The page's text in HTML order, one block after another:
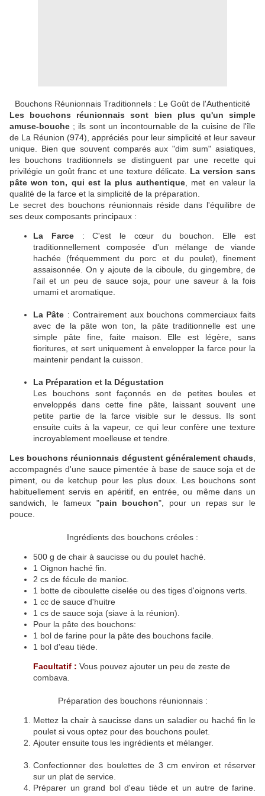
Bouchons Réunionnais Traditionnels : Le Goût de l'Authenticité
Les bouchons réunionnais sont bien plus qu'un simple
amuse-bouche ; ils sont un incontournable de la cuisine de l'île
de La Réunion (974), appréciés pour leur simplicité et leur saveur
unique. Bien que souvent comparés aux "dim sum" asiatiques,
les bouchons traditionnels se distinguent par une recette qui
privilégie un goût franc et une texture délicate.
La version sans
pâte won ton, qui est la plus authentique , met en valeur la
qualité de la farce et la simplicité de la préparation.
Le secret des bouchons réunionnais réside dans l'équilibre de
ses deux composants principaux :
La Farce: C'est le cœur du bouchon. Elle est
traditionnellement composée d'un mélange de viande
hachée (fréquemment du porc et du poulet), finement
assaisonnée. On y ajoute de la ciboule, du gingembre, de
l'ail et un peu de sauce soja, pour une saveur à la fois
umami et aromatique.
La Pâte : Contrairement aux bouchons commerciaux faits
avec de la pâte won ton, la pâte traditionnelle est une
simple pâte fine, faite maison. Elle est légère, sans
fioritures, et sert uniquement à envelopper la farce pour la
maintenir pendant la cuisson.
La Préparation et la Dégustation
Les bouchons sont façonnés en de petites boules et
enveloppés dans cette fine pâte, laissant souvent une
petite partie de la farce visible sur le dessus. Ils sont
ensuite cuits à la vapeur, ce qui leur confère une texture
incroyablement moelleuse et tendre.
Les bouchons réunionnais dégustent généralement chauds
accompagnés d'une sauce pimentée à base de sauce soja et de
piment, ou de ketchup pour les plus doux. Les bouchons sont
habituellement servis en apéritif, en entrée, ou même dans un
sandwich, le fameux "pain bouchon", pour un repas sur le
pouce.
Ingrédients des bouchons créoles :
500 g de chair à saucisse ou du poulet haché.
1 Oignon haché fin.
2 cs de fécule de manioc.
1 botte de ciboulette ciselée ou des tiges d'oignons verts.
1 cc de sauce d'huitre
1 cs de sauce soja (siave à la réunion).
Pour la pâte des bouchons:
1 bol de farine pour la pâte des bouchons facile.
1 bol d'eau tiède.
Facultatif : Vous pouvez ajouter un peu de zeste de
combava.
Préparation des bouchons réunionnais :
Mettez la chair à saucisse dans un saladier ou haché fin le
poulet si vous optez pour des bouchons poulet.
Ajouter ensuite tous les ingrédients et mélanger.
Confectionner des boulettes de 3 cm environ et réserver
sur un plat de service.
Préparer un grand bol d'eau tiède et un autre de farine.